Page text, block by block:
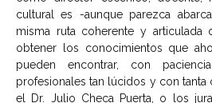
cultural es -aunque parezca
misma ruta coherente y articulada
obtener los conocimientos que
pueden encontrar, con
profesionales tan lúcidos y con
el Dr. Julio Checa Puerta, o los